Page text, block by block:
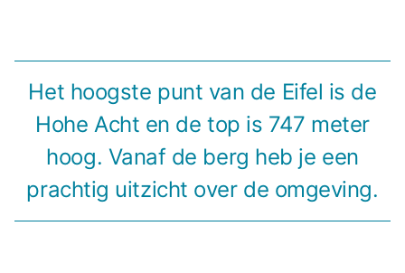
Het hoogste punt van de Eifel is de
Hohe Acht en de top is 747 meter
hoog. Vanaf de berg heb je een
prachtig uitzicht over de omgeving.